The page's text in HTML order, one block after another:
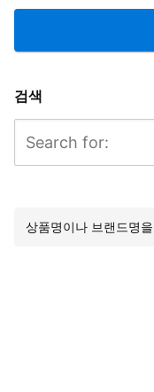
검색